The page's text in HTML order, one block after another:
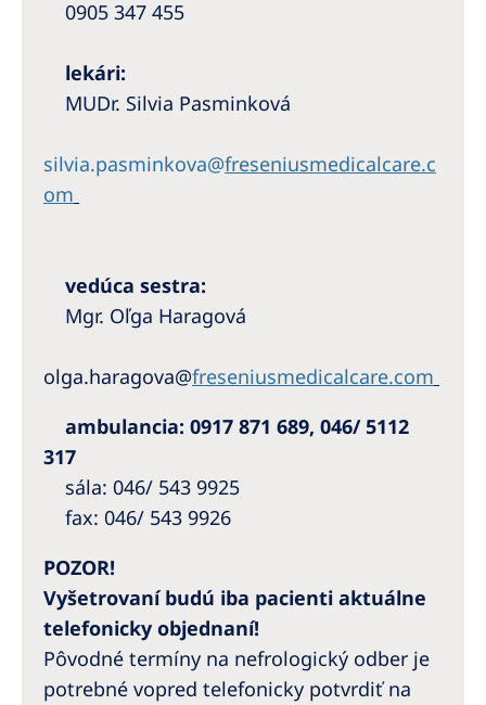
0905 347 455
lekári:
MUDr. Silvia Pasminková
silvia.pasminkova@freseniusmedicalcare.c
om
vedúca sestra:
Mgr. Oľga Haragová
olga.haragova@freseniusmedicalcare.com
ambulancia: 0917 871 689, 046/ 5112
317
sála: 046/ 543 9925
fax: 046/ 543 9926
POZOR!
Vyšetrovaní budú iba pacienti aktuálne
telefonicky objednaní!
Pôvodné termíny na nefrologický odber je
potrebné vopred telefonicky potvrdiť na